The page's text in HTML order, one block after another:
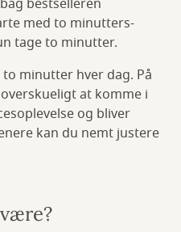
bestselleren
med to minutters-
tage to minutter.
minutter hver dag. På
at komme i
og bliver
kan du nemt justere